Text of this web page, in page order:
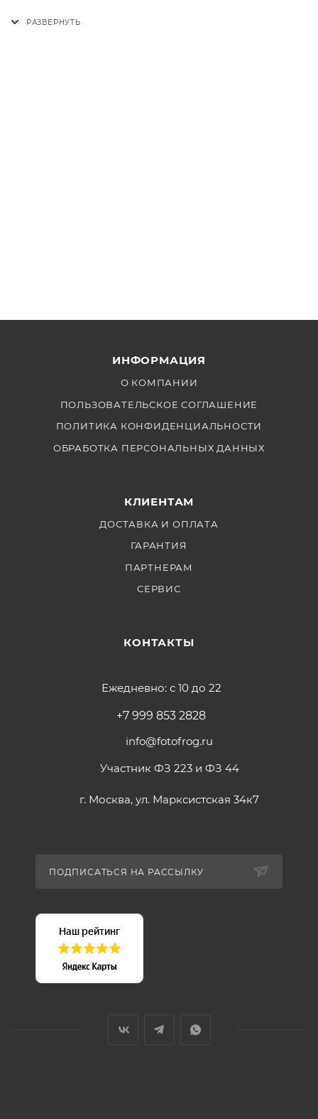
ИНФОРМАЦИЯ
О КОМПАНИИ
ПОЛЬЗОВАТЕЛЬСКОЕ СОГЛАШЕНИЕ
ПОЛИТИКА КОНФИДЕНЦИАЛЬНОСТИ
ОБРАБОТКА ПЕРСОНАЛЬНЫХ ДАННЫХ
КЛИЕНТАМ
ДОСТАВКА И ОПЛАТА
ГАРАНТИЯ
ПАРТНЕРАМ
СЕРВИС
КОНТАКТЫ
Ежедневно: с 10 до 22
+7 999 853 2828
info@fotofrog.ru
Участник ФЗ 223 и ФЗ 44
г. Москва, ул. Марксистская 34к7
ПОДПИСАТЬСЯ НА РАССЫЛКУ